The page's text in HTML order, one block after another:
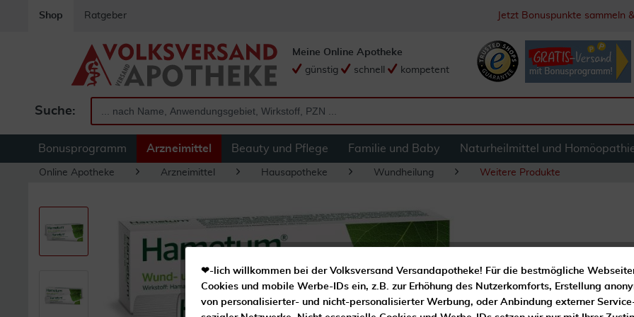
Shop Ratgeber Jetzt Bonuspunkte sammeln
Suche:
Meine Online Apotheke
günstig
schnell kompetent
Bonusprogramm Arzneimittel Beauty und Pflege Familie und Baby Naturheilmittel und
Online Apotheke Arzneimittel Hausapotheke Wundheilung Weitere Produkte
Hametum Wund-
Unterstützt die
Mit Hamamelisblätter
❤-lich willkommen bei der Volksversand Versandapotheke! Für die bestmögliche
Cookies und mobile Werbe-IDs ein, z.B. zur Erhöhung des Nutzerkomforts, Erstellung
von personalisierter- und nicht-personalisierter Werbung, oder Anbindung externer